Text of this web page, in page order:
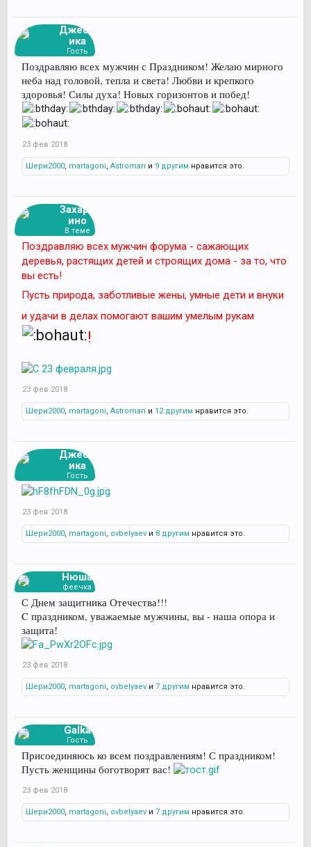
Джесс
ика
Гость
Поздравляю всех мужчин с Праздником! Желаю мирного
неба над головой, тепла и света! Любви и крепкого
здоровья! Силы духа! Новых горизонтов и побед!
23 фев 2018
Шери2000, martagoni, Astromari и 9 другим нравится это.
Захарь
ино
В теме
Поздравляю всех мужчин форума - сажающих
деревья, растящих детей и строящих дома - за то, что
вы есть!
Пусть природа, заботливые жены, умные дети и внуки
и удачи в делах помогают вашим умелым рукам
!
23 фев 2018
Шери2000, martagoni, Astromari и 12 другим нравится это.
Джесс
ика
Гость
23 фев 2018
Шери2000, martagoni, ovbelyaev и 8 другим нравится это.
Нюша
феечка
С Днем защитника Отечества!!!
C праздником, уважаемые мужчины, вы - наша опора и
защита!
23 фев 2018
Шери2000, martagoni, ovbelyaev и 7 другим нравится это.
Galka
Гость
Присоединяюсь ко всем поздравлениям! С праздником!
Пусть женщины боготворят вас!
23 фев 2018
Шери2000, martagoni, ovbelyaev и 7 другим нравится это.